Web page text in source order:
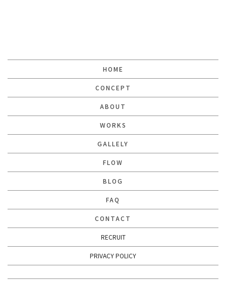
HOME
CONCEPT
ABOUT
WORKS
GALLELY
FLOW
BLOG
FAQ
CONTACT
RECRUIT
PRIVACY POLICY